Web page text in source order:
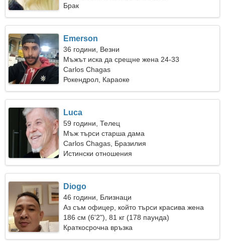
Брак
Emerson
36 години, Везни
Мъжът иска да срещне жена 24-33
Carlos Chagas
Рокендрол, Караоке
Luca
59 години, Телец
Мъж търси старша дама
Carlos Chagas, Бразилия
Истински отношения
Diogo
46 години, Близнаци
Аз съм офицер, който търси красива жена
186 см (6'2"), 81 кг (178 паунда)
Краткосрочна връзка